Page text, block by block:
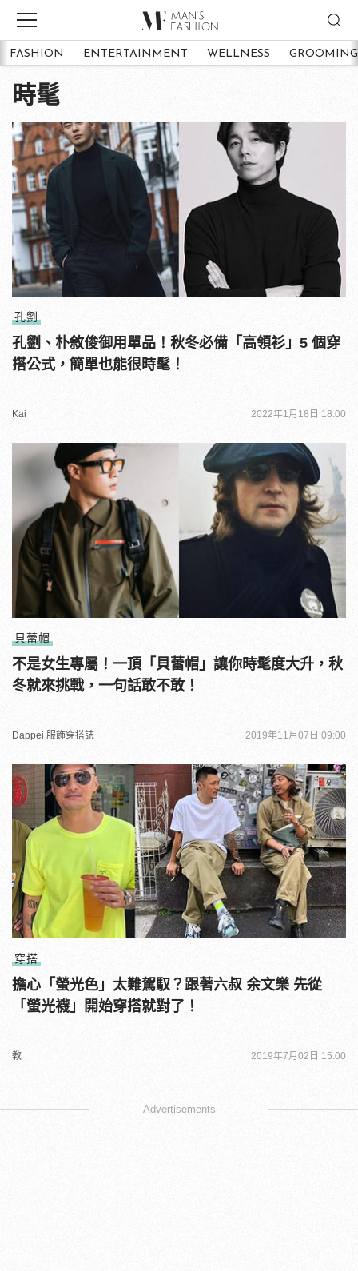
FASHION ENTERTAINMENT WELLNESS GROOMING
時髦
孔劉
孔劉、朴敘俊御用單品！秋冬必備「高領衫」5 個穿
搭公式，簡單也能很時髦！
Kai 2022年1月18日 18:00
貝蕾帽
不是女生專屬！一頂「貝蕾帽」讓你時髦度大升，秋
冬就來挑戰，一句話敢不敢！
Dappei 服飾穿搭誌 2019年11月07日 09:00
穿搭
擔心「螢光色」太難駕馭？跟著六叔 余文樂 先從
「螢光襪」開始穿搭就對了！
教 2019年7月02日 15:00
Advertisements